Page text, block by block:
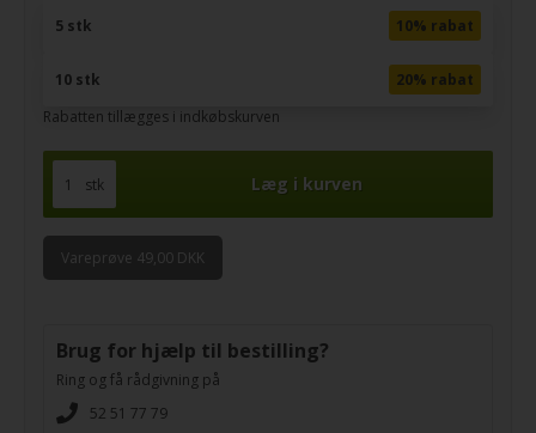
5 stk 10% rabat
10 stk
20% rabat
Rabatten tillægges i indkøbskurven
stk
Vareprøve 49,00 DKK
Brug for hjælp til bestilling?
Ring og få rådgivning på
52 51 77 79